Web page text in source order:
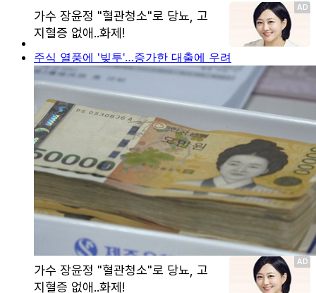
주식 열풍에 '빚투'…증가한 대출에 우려